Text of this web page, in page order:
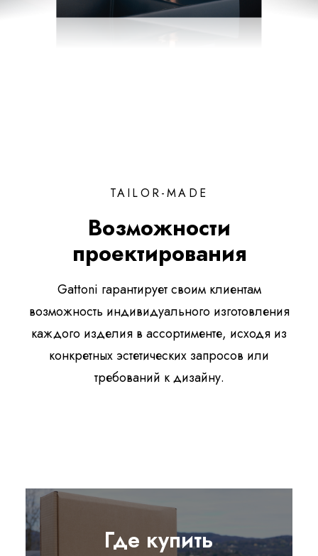
TAILOR-MADE
Возможности
проектирования
Gattoni гарантирует своим клиентам
возможность индивидуального изготовления
каждого изделия в ассортименте, исходя из
конкретных эстетических запросов или
требований к дизайну.
Где купить